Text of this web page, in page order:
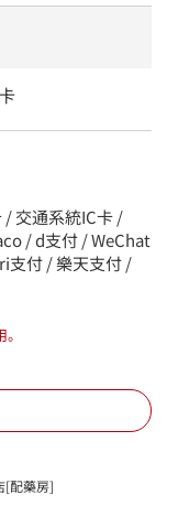
/ 交通系統IC卡 /
/ d支付 / WeChat
支付 / 樂天支付 /
[配藥房]